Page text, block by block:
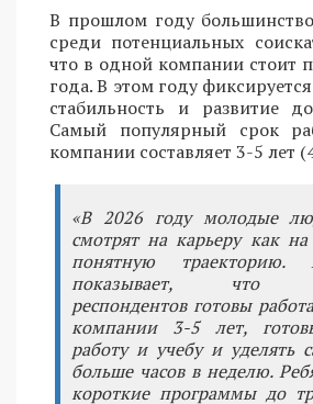
В прошлом году
среди потенциальных
что в одной компании стоит
года. В этом году
стабильность и развитие
Самый популярный срок
компании составляет 3-5 лет
«В 2026 году молодые
смотрят на карьеру как
понятную траекторию.
показывает, что
респондентов готовы
компании 3-5 лет,
работу и учебу и уделять
больше часов в неделю.
короткие программы до